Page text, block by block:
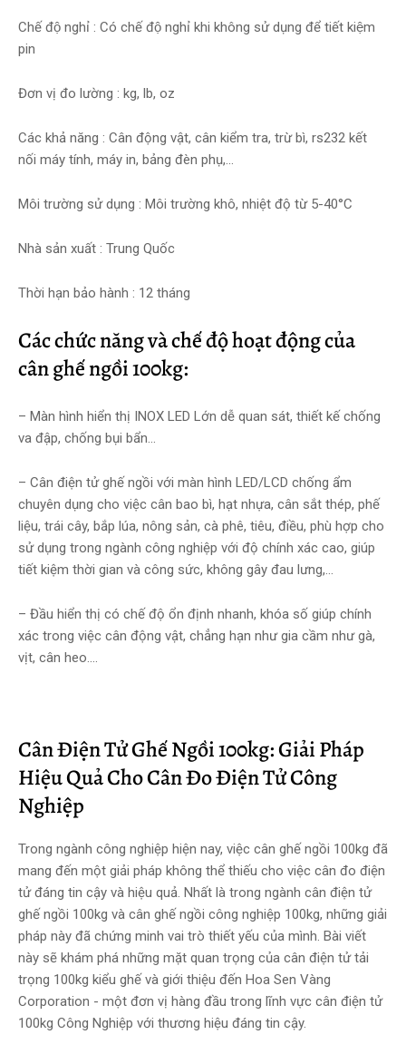
Chế độ nghỉ : Có chế độ nghỉ khi không sử dụng để tiết kiệm
pin
Đơn vị đo lường : kg, lb, oz
Các khả năng : Cân động vật, cân kiểm tra, trừ bì, rs232 kết
nối máy tính, máy in, bảng đèn phụ,...
Môi trường sử dụng : Môi trường khô, nhiệt độ từ 5-40°C
Nhà sản xuất : Trung Quốc
Thời hạn bảo hành : 12 tháng
Các chức năng và chế độ hoạt động của
cân ghế ngồi 100kg:
– Màn hình hiển thị INOX LED Lớn dễ quan sát, thiết kế chống
va đập, chống bụi bẩn…
– Cân điện tử ghế ngồi với màn hình LED/LCD chống ẩm
chuyên dụng cho việc cân bao bì, hạt nhựa, cân sắt thép, phế
liệu, trái cây, bắp lúa, nông sản, cà phê, tiêu, điều, phù hợp cho
sử dụng trong ngành công nghiệp với độ chính xác cao, giúp
tiết kiệm thời gian và công sức, không gây đau lưng,…
– Đầu hiển thị có chế độ ổn định nhanh, khóa số giúp chính
xác trong việc cân động vật, chẳng hạn như gia cầm như gà,
vịt, cân heo….
Cân Điện Tử Ghế Ngồi 100kg: Giải Pháp
Hiệu Quả Cho Cân Đo Điện Tử Công
Nghiệp
Trong ngành công nghiệp hiện nay, việc cân ghế ngồi 100kg đã
mang đến một giải pháp không thể thiếu cho việc cân đo điện
tử đáng tin cậy và hiệu quả. Nhất là trong ngành cân điện tử
ghế ngồi 100kg và cân ghế ngồi công nghiệp 100kg, những giải
pháp này đã chứng minh vai trò thiết yếu của mình. Bài viết
này sẽ khám phá những mặt quan trọng của cân điện tử tải
trọng 100kg kiểu ghế và giới thiệu đến Hoa Sen Vàng
Corporation - một đơn vị hàng đầu trong lĩnh vực cân điện tử
100kg Công Nghiệp với thương hiệu đáng tin cậy.